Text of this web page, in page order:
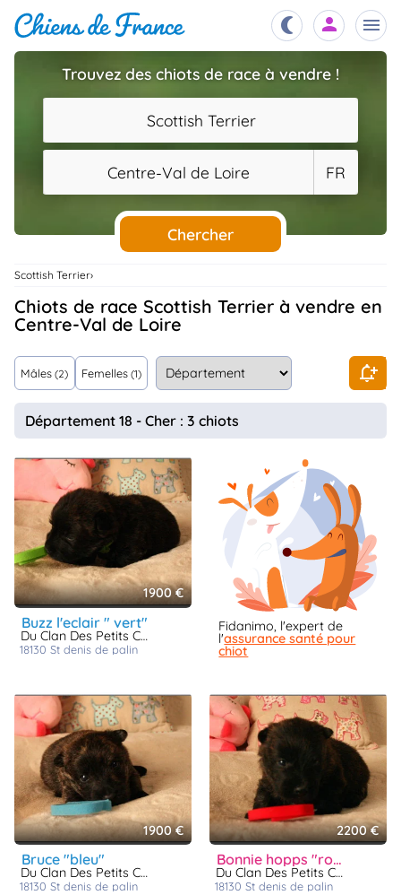
Chiots
Éleveurs
Étalons
Chiens
Services
..
Assurances
Connexion
Trouvez des chiots de race à vendre !
Scottish Terrier
Centre-Val de Loire FR
Chercher
Scottish Terrier
Chiots de race Scottish Terrier à vendre en
Centre-Val de Loire
Mâles (2) Femelles (1)
Département 18 - Cher : 3 chiots
1900 €
buzz l'eclair " vert"
Du Clan Des Petits Colonels
18130 st denis de palin
Fidanimo, l'expert de
l'assurance santé pour
chiot
1900 €
bruce "bleu"
Du Clan Des Petits Colonels
18130 st denis de palin
2200 €
bonnie hopps "rouge"
Du Clan Des Petits Colonels
18130 st denis de palin